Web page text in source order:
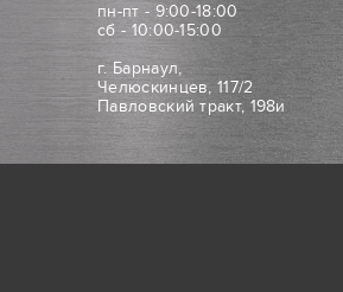
пн-пт - 9:00-18:00
сб - 10:00-15:00
г. Барнаул,
Челюскинцев, 117/2
Павловский тракт, 198и